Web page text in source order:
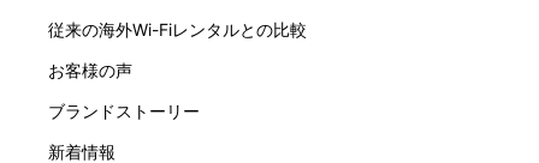
従来の海外Wi-Fiレンタルとの比較
お客様の声
ブランドストーリー
新着情報